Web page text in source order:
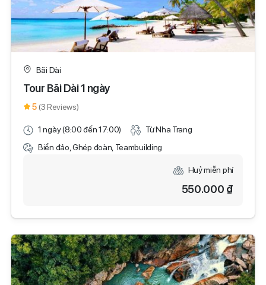
Bãi Dài
Tour Bãi Dài 1 ngày
5 (3 Reviews)
1 ngày (8:00 đến 17:00)
Từ Nha Trang
Biển đảo, Ghép đoàn, Teambuilding
Huỷ miễn phí
550.000 ₫